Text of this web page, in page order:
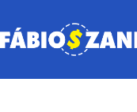
o
conteúdo